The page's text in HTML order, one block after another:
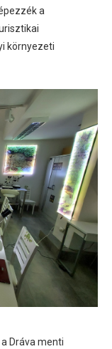
a
környezeti
Dráva menti